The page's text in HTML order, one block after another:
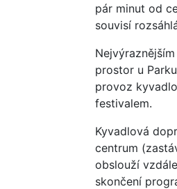
pár minut od
souvisí
prostor u
provoz
festivalem.
Kyvadlová
centrum
obslouží
skončení